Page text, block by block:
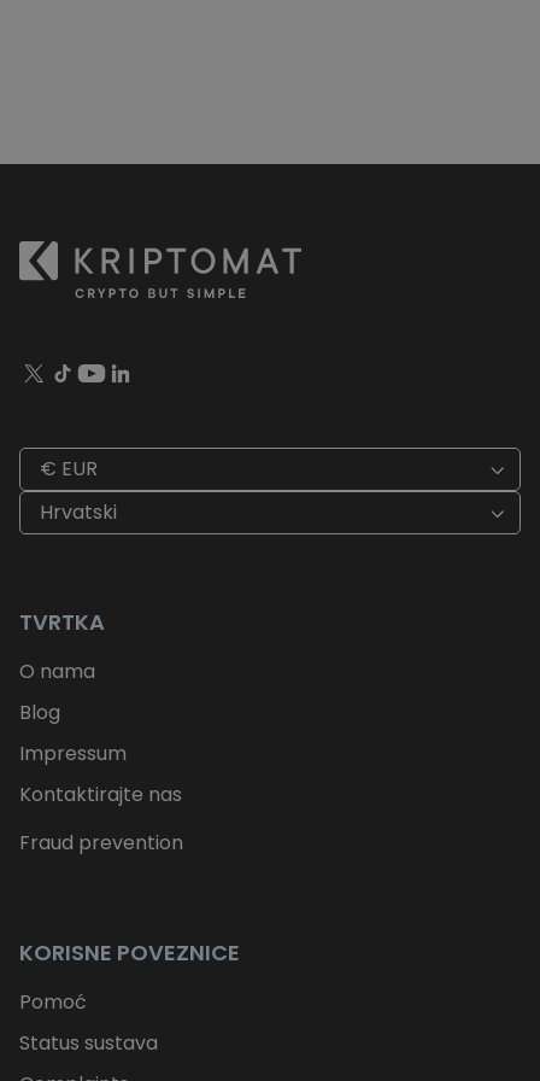
€ EUR
Hrvatski
TVRTKA
O nama
Blog
Impressum
Kontaktirajte nas
Fraud prevention
KORISNE POVEZNICE
Pomoć
Status sustava